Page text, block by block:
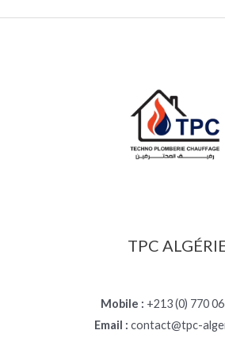
TPC
Mobile : +213 (0) 770
Email : contact@tpc-